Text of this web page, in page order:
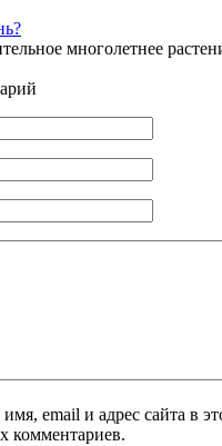
многолетнее
email и адрес сайта в
комментариев.